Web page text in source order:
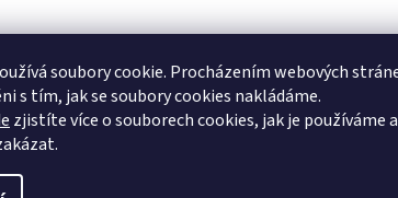
soubory cookie. Procházením webových
s tím, jak se soubory cookies nakládáme.
zjistíte více o souborech cookies, jak je používáme